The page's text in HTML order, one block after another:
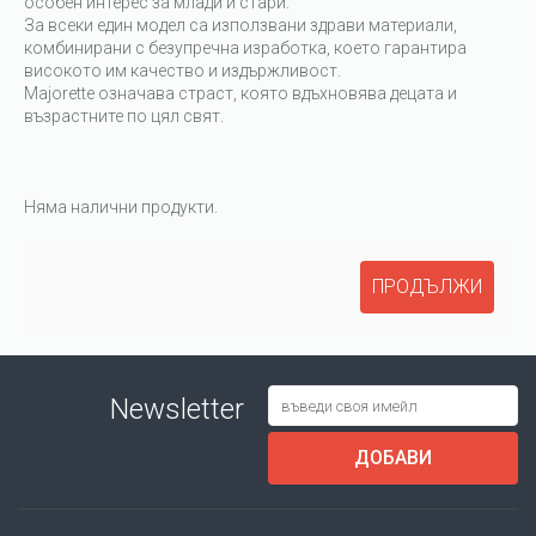
За всеки един модел са използвани здрави материали,
комбинирани с безупречна изработка, което гарантира
високото им качество и издържливост.
Majorette означава страст, която вдъхновява децата и
възрастните по цял свят.
Няма налични продукти.
ПРОДЪЛЖИ
Newsletter
ДОБАВИ